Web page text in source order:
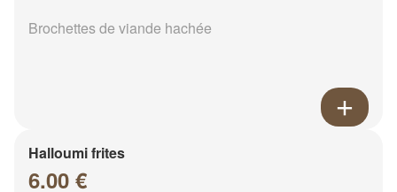
Brochettes de viande hachée
Halloumi frites
6.00 €